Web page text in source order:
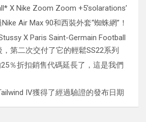
X Nike Zoom Zoom +5’solarations’
Air Max 90和西裝外套“蜘蛛網”！
X Paris Saint-Germain Football
第二次交付了它的輕鬆SS22系列
％折扣銷售代碼延長了，這是我們
IV獲得了經過驗證的發布日期